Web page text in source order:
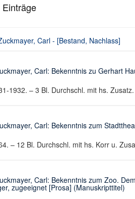
Einträge
Carl - [Bestand, Nachlass]
Carl: Bekenntnis zu Gerhart
1932. – 3 Bl. Durchschl. mit hs.
Carl: Bekenntnis zum
– 12 Bl. Durchschl. mit hs. Korr u.
Carl: Bekenntnis zum Zoo.
zugeeignet [Prosa] (Manuskripttitel)